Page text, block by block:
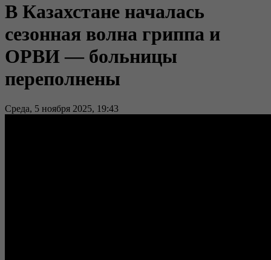
В Казахстане началась
сезонная волна гриппа и
ОРВИ — больницы
переполнены
Среда, 5 ноября 2025, 19:43